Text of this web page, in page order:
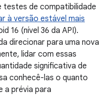
testes de compatibilidade
à versão estável mais
16 (nível 36 da API).
direcionar para uma nova
lidar com essas
significativa de
conhecê-las o quanto
a prévia para